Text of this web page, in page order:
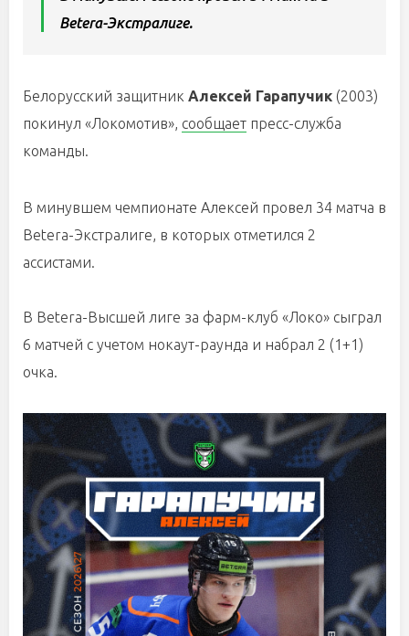
Betera-Экстралиге.
Белорусский защитник Алексей Гарапучик (2003)
покинул «Локомотив», сообщает пресс-служба
команды.
В минувшем чемпионате Алексей провел 34 матча в
Betera-Экстралиге, в которых отметился 2
ассистами.
В Betera-Высшей лиге за фарм-клуб «Локо» сыграл
6 матчей с учетом нокаут-раунда и набрал 2 (1+1)
очка.